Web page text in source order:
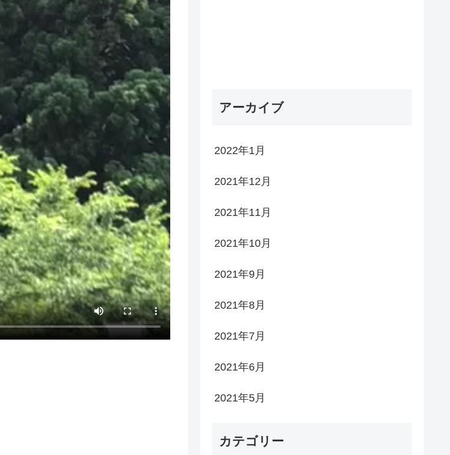
アーカイブ
2022年1月
2021年12月
2021年11月
2021年10月
2021年9月
2021年8月
2021年7月
2021年6月
2021年5月
カテゴリー